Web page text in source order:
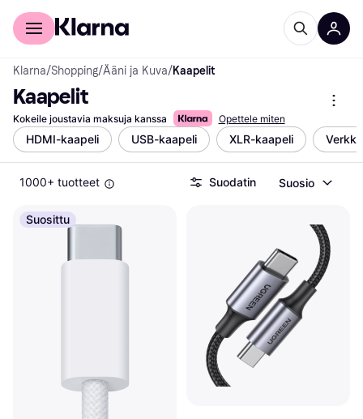
Kuluttajille
Klarna/Shopping/Ääni ja Kuva/Kaapelit
Kaapelit
Kokeile joustavia maksuja kanssa Opettele miten
HDMI-kaapeli USB-kaapeli XLR-kaapeli
1000+ tuotteet Suodatin Suosio
Suosittu